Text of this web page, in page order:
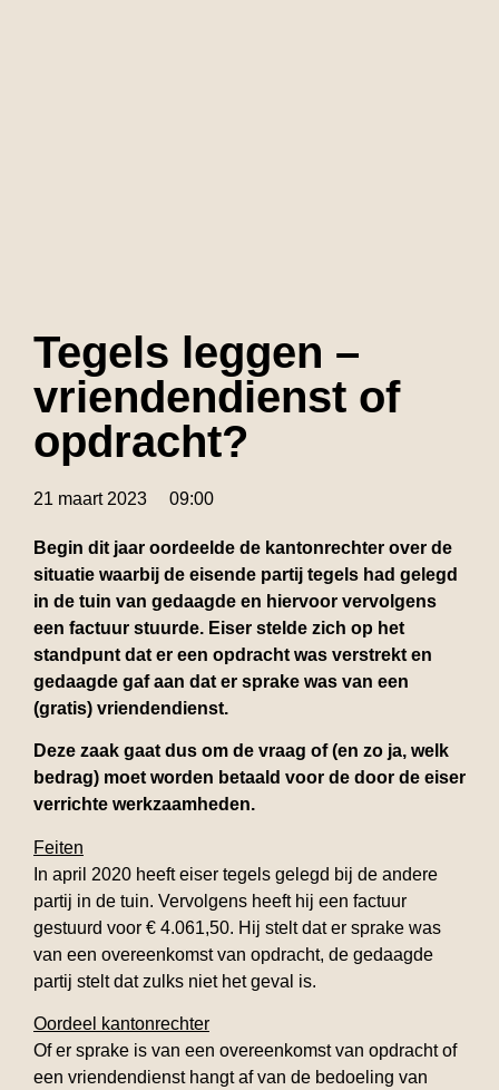
Tegels leggen –
vriendendienst of
opdracht?
21 maart 2023 09:00
Begin dit jaar oordeelde de kantonrechter over de
situatie waarbij de eisende partij tegels had gelegd
in de tuin van gedaagde en hiervoor vervolgens
een factuur stuurde. Eiser stelde zich op het
standpunt dat er een opdracht was verstrekt en
gedaagde gaf aan dat er sprake was van een
(gratis) vriendendienst.
Deze zaak gaat dus om de vraag of (en zo ja, welk
bedrag) moet worden betaald voor de door de eiser
verrichte werkzaamheden.
Feiten
In april 2020 heeft eiser tegels gelegd bij de andere
partij in de tuin. Vervolgens heeft hij een factuur
gestuurd voor € 4.061,50. Hij stelt dat er sprake was
van een overeenkomst van opdracht, de gedaagde
partij stelt dat zulks niet het geval is.
Oordeel kantonrechter
Of er sprake is van een overeenkomst van opdracht of
een vriendendienst hangt af van de bedoeling van